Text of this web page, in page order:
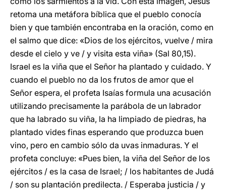
retoma una metáfora bíblica que el pueblo conocía
bien y que también encontraba en la oración, como en
el salmo que dice: «Dios de los ejércitos, vuelve / mira
desde el cielo y ve / y visita esta viña» (Sal 80,15).
Israel es la viña que el Señor ha plantado y cuidado. Y
cuando el pueblo no da los frutos de amor que el
Señor espera, el profeta Isaías formula una acusación
utilizando precisamente la parábola de un labrador
que ha labrado su viña, la ha limpiado de piedras, ha
plantado vides finas esperando que produzca buen
vino, pero en cambio sólo da uvas inmaduras. Y el
profeta concluye: «Pues bien, la viña del Señor de los
ejércitos / es la casa de Israel; / los habitantes de Judá
/ son su plantación predilecta. / Esperaba justicia / y